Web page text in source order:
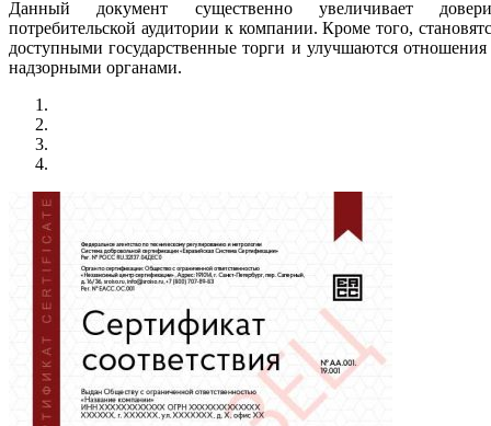
Данный документ существенно увеличивает
потребительской аудитории к компании. Кроме того,
доступными государственные торги и улучшаются отношения
надзорными органами.